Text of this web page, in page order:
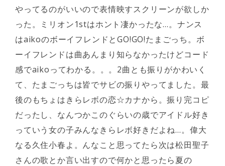
やってるのがいいので表情映すスクリーンが欲しか
った。ミリオン1stはホント凄かったな…。ナンス
はaikoのボーイフレンドとGO!GO!たまごっち。ボ
ーイフレンドは曲あんまり知らなかったけどコード
感でaikoってわかる。。。2曲とも振りがかわいく
て、たまごっちは皆でサビの振りやってました。最
後のもちょはきらレボの恋☆カナから。振り完コピ
だったし、なんつかこのぐらいの歳でアイドル好き
っていう女の子みんなきらレボ好きだよね…。偉大
なる久住小春よ。んなこと思ってたら次は松田聖子
さんの歌とか言い出すので何かと思ったら夏の